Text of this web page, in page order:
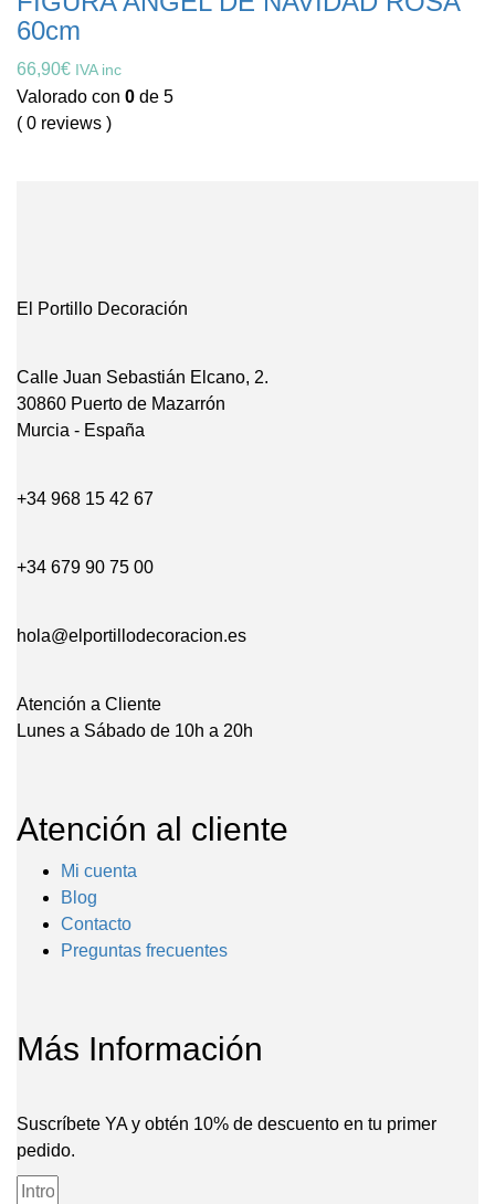
60cm
66,90€ IVA inc
Valorado con 0 de 5
( 0 reviews )
El Portillo Decoración
Calle Juan Sebastián Elcano, 2.
30860 Puerto de Mazarrón
Murcia - España
+34 968 15 42 67
+34 679 90 75 00
hola@elportillodecoracion.es
Atención a Cliente
Lunes a Sábado de 10h a 20h
Atención al cliente
Mi cuenta
Blog
Contacto
Preguntas frecuentes
Más Información
Suscríbete YA y obtén 10% de descuento en tu primer
pedido.